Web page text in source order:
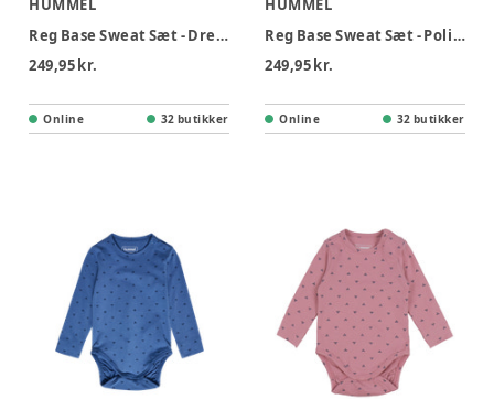
HUMMEL
Reg Base Sweat Sæt - Dress Blues
249,95 kr.
Online 32 butikker
HUMMEL
Reg Base Sweat Sæt - Polignac
249,95 kr.
Online 32 butikker